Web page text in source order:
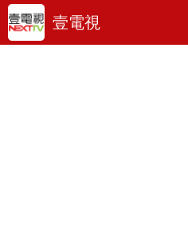
壹電視